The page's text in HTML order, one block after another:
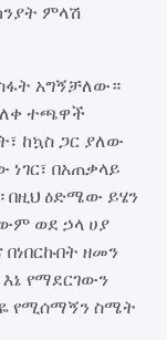
ምላሽ
አግኝቻለው።
ተጫዋች
ከኳስ ጋር ያለው
በአጠቃላይ
በዚህ ዕድሜው ይሄን
ወደ ኃላ ሀያ
ዘመን
የማደርገውን
የሚሰማኝን ስሜት